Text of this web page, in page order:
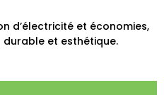
d’électricité et économies,
et esthétique.